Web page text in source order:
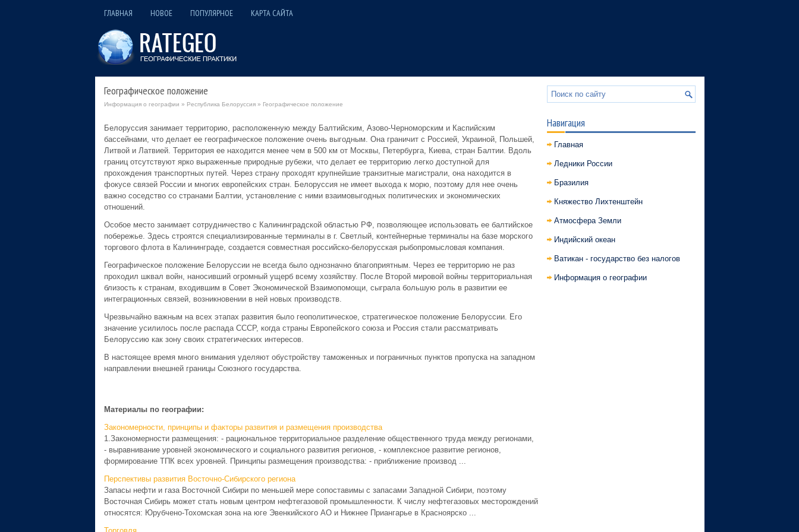
ГЛАВНАЯ НОВОЕ ПОПУЛЯРНОЕ КАРТА САЙТА
Географическое положение
Информация о географии » Республика Белоруссия» Географическое положение
Белоруссия занимает территорию, расположенную между Балтийским, Азово-Черноморским и Каспийским
бассейнами, что делает ее географическое положение очень выгодным. Она граничит с Россией, Украиной, Польшей,
Литвой и Латвией. Территория ее находится менее чем в 500 км от Москвы, Петербурга, Киева, стран Балтии. Вдоль
границ отсутствуют ярко выраженные природные рубежи, что делает ее территорию легко доступной для
прохождения транспортных путей. Через страну проходят крупнейшие транзитные магистрали, она находится в
фокусе связей России и многих европейских стран. Белоруссия не имеет выхода к морю, поэтому для нее очень
важно соседство со странами Балтии, установление с ними взаимовыгодных политических и экономических
отношений.
Особое место занимает сотрудничество с Калининградской областью РФ, позволяющее использовать ее балтийское
побережье. Здесь строятся специализированные терминалы в г. Светлый, контейнерные терминалы на базе морского
торгового флота в Калининграде, создается совместная российско-белорусская рыбопромысловая компания.
Географическое положение Белоруссии не всегда было однозначно благоприятным. Через ее территорию не раз
проходил шквал войн, наносивший огромный ущерб всему хозяйству. После Второй мировой войны территориальная
близость к странам, входившим в Совет Экономической Взаимопомощи, сыграла большую роль в развитии ее
интеграционных связей, возникновении в ней новых производств.
Чрезвычайно важным на всех этапах развития было геополитическое, стратегическое положение Белоруссии. Его
значение усилилось после распада СССР, когда страны Европейского союза и Россия стали рассматривать
Белоруссию как зону своих стратегических интересов.
В настоящее время много внимания уделяют обустройству таможенных и пограничных пунктов пропуска на западном
направлении внешней границы Союзного государства.
Материалы по географии:
Закономерности, принципы и факторы развития и размещения производства
1.Закономерности размещения: - рациональное территориальное разделение общественного труда между регионами,
- выравнивание уровней экономического и социального развития регионов, - комплексное развитие регионов,
формирование ТПК всех уровней. Принципы размещения производства: - приближение производ ...
Перспективы развития Восточно-Сибирского региона
Запасы нефти и газа Восточной Сибири по меньшей мере сопоставимы с запасами Западной Сибири, поэтому
Восточная Сибирь может стать новым центром нефтегазовой промышленности. К числу нефтегазовых месторождений
относятся: Юрубчено-Тохомская зона на юге Эвенкийского АО и Нижнее Приангарье в Красноярско ...
Навигация
Главная
Ледники России
Бразилия
Княжество Лихтенштейн
Атмосфера Земли
Индийский океан
Ватикан - государство без налогов
Информация о географии